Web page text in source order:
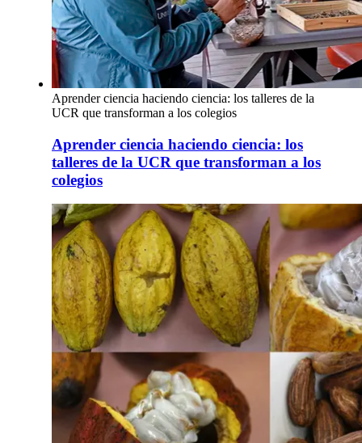
Aprender ciencia haciendo ciencia: los talleres de la
UCR que transforman a los colegios
Aprender ciencia haciendo ciencia: los
talleres de la UCR que transforman a los
colegios